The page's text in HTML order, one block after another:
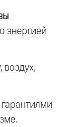
энергией
воздух,